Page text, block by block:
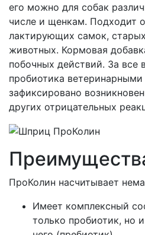
его можно для собак
числе и щенкам. Подходит
лактирующих самок,
животных. Кормовая
побочных действий. За все
пробиотика
зафиксировано
других отрицательных
ПроКолин насчитывает
Имеет комплексный
только пробиотик, но